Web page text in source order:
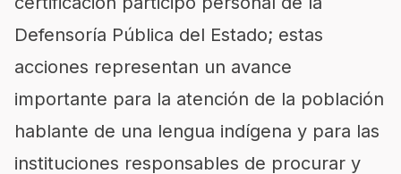
Defensoría Pública del Estado; estas
acciones representan un avance
importante para la atención de la población
hablante de una lengua indígena y para las
instituciones responsables de procurar y